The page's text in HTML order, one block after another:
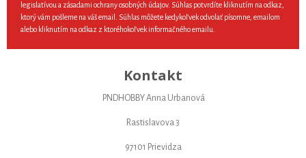
legislatívou a zásadami ochrany osobných údajov. Súhlas potvrdíte kliknutím na odkaz,
ktorý vám pošleme na váš email. Súhlas môžete kedykoľvek odvolať písomne, emailom
alebo kliknutím na odkaz z ktoréhokoľvek informačného emailu.
Kontakt
PNDHOBBY Anna Urbanová
Rastislavova 3
97101 Prievidza